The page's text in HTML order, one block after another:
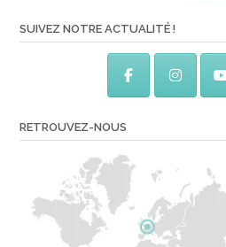
SUIVEZ NOTRE ACTUALITÉ !
RETROUVEZ-NOUS